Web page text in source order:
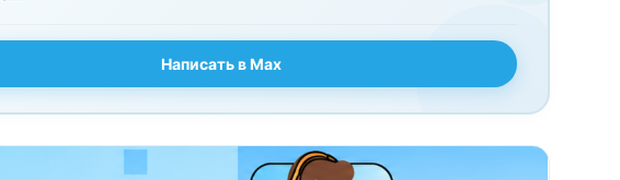
Написать в Max